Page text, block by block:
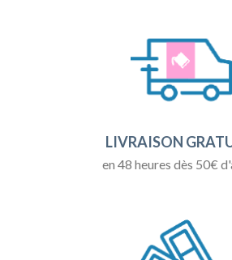
LIVRAISON
en 48 heures dès 50€